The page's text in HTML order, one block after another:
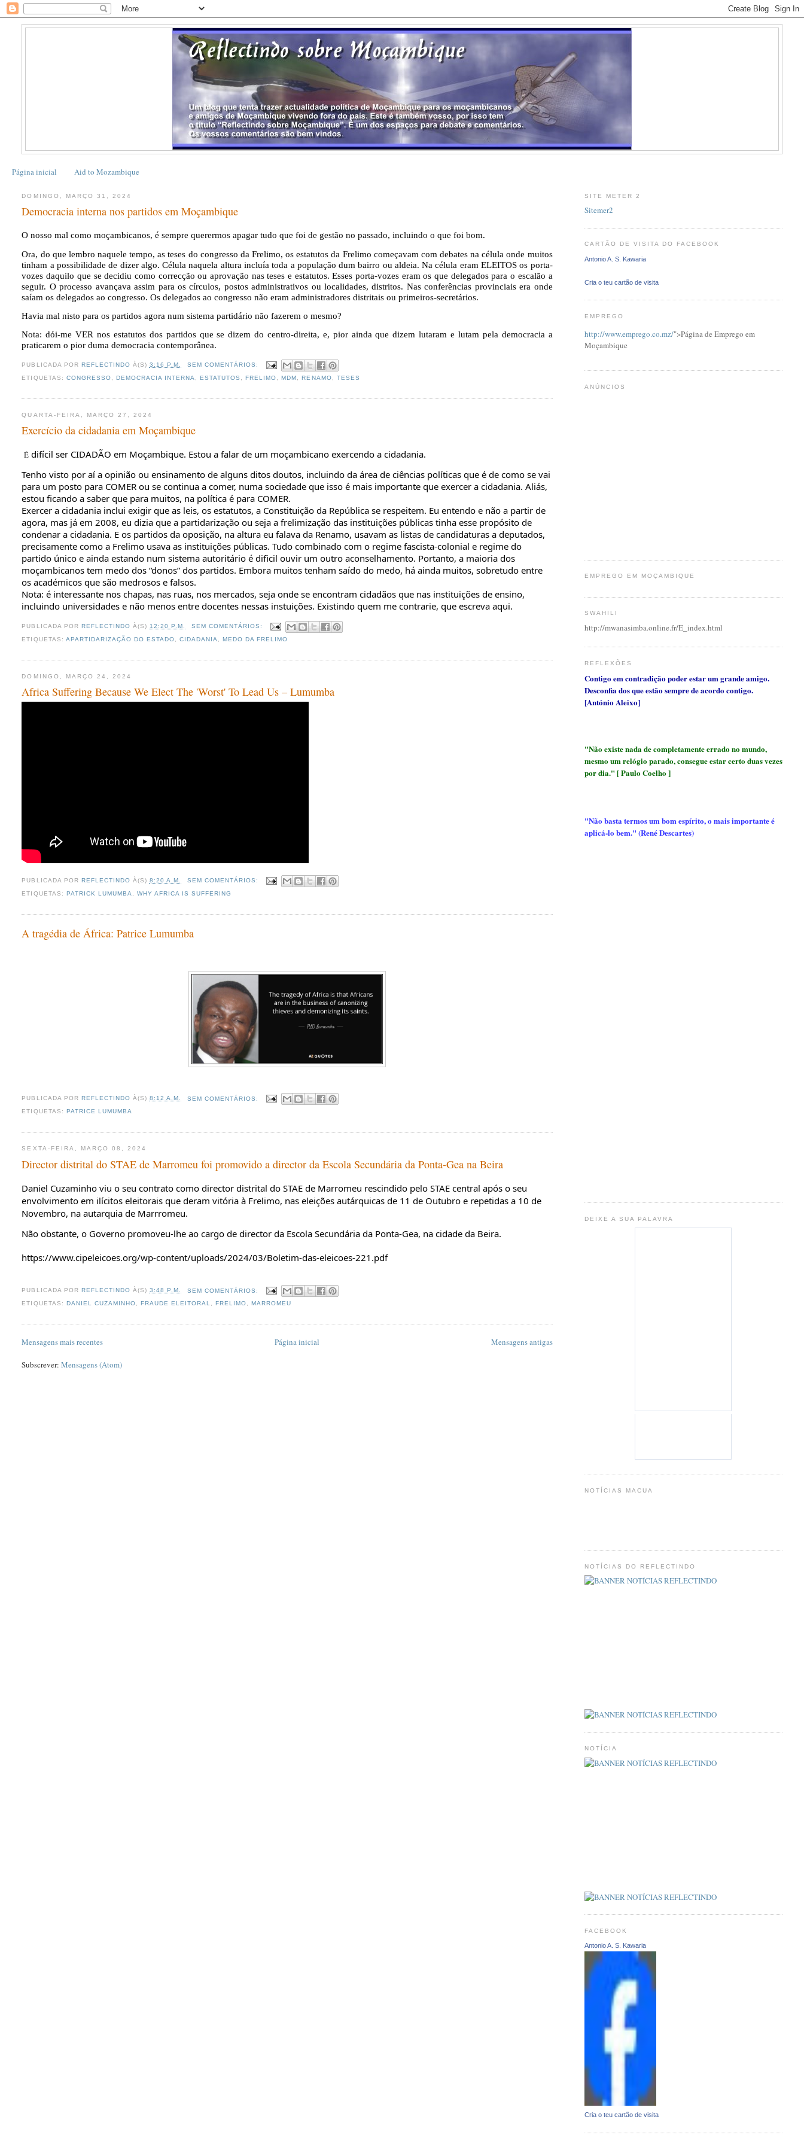
Página inicial Aid to Mozambique
DOMINGO, MARÇO 31, 2024
Democracia interna nos partidos em Moçambique
O nosso mal como moçambicanos, é sempre querermos apagar tudo que foi de gestão no passado, incluindo o que foi bom.
Ora, do que lembro naquele tempo, as teses do congresso da Frelimo, os estatutos da Frelimo começavam com debates na célula onde muitos
tinham a possibilidade de dizer algo. Célula naquela altura incluía toda a população dum bairro ou aldeia. Na célula eram ELEITOS os porta-
vozes daquilo que se decidiu como correcção ou aprovação nas teses e estatutos. Esses porta-vozes eram os que delegados para o escalão a
seguir. O processo avançava assim para os círculos, postos administrativos ou localidades, distritos. Nas conferências provinciais era onde
saíam os delegados ao congresso. Os delegados ao congresso não eram administradores distritais ou primeiros-secretários.
Havia mal nisto para os partidos agora num sistema partidário não fazerem o mesmo?
Nota: dói-me VER nos estatutos dos partidos que se dizem do centro-direita, e, pior ainda que dizem lutaram e lutam pela democracia a
praticarem o pior duma democracia contemporânea.
PUBLICADA POR REFLECTINDO À(S) 3:16 P.M.
SEM COMENTÁRIOS:
ETIQUETAS: CONGRESSO DEMOCRACIA INTERNA ,ESTATUTOS ,FRELIMO ,MDM ,RENAMO TESES
QUARTA-FEIRA, MARÇO 27, 2024
Exercício da cidadania em Moçambique
É difícil ser CIDADÃO em Moçambique. Estou a falar de um moçambicano exercendo a cidadania.
Tenho visto por aí a opinião ou ensinamento de alguns ditos doutos, incluindo da área de ciências políticas que é de como se vai
para um posto para COMER ou se continua a comer, numa sociedade que isso é mais importante que exercer a cidadania. Aliás,
estou ficando a saber que para muitos, na política é para COMER.
Exercer a cidadania inclui exigir que as leis, os estatutos, a Constituição da República se respeitem. Eu entendo e não a partir de
agora, mas já em 2008, eu dizia que a partidarização ou seja a frelimização das instituições públicas tinha esse propósito de
condenar a cidadania. E os partidos da oposição, na altura eu falava da Renamo, usavam as listas de candidaturas a deputados,
precisamente como a Frelimo usava as instituições públicas. Tudo combinado com o regime fascista-colonial e regime do
partido único e ainda estando num sistema autoritário é dificil ouvir um outro aconselhamento. Portanto, a maioria dos
moçambicanos tem medo dos “donos” dos partidos. Embora muitos tenham saído do medo, há ainda muitos, sobretudo entre
os académicos que são medrosos e falsos.
Nota: é interessante nos chapas, nas ruas, nos mercados, seja onde se encontram cidadãos que nas instituições de ensino,
incluindo universidades e não menos entre docentes nessas instuições. Existindo quem me contrarie, que escreva aqui.
PUBLICADA POR REFLECTINDO À(S) 12:20 P.M.
SEM COMENTÁRIOS:
ETIQUETAS: APARTIDARIZAÇÃO DO ESTADO ,CIDADANIA ,MEDO DA FRELIMO
DOMINGO, MARÇO 24, 2024
Africa Suffering Because We Elect The 'Worst' To Lead Us – Lumumba
PUBLICADA POR REFLECTINDO À(S) 8:20 A.M.
SEM COMENTÁRIOS:
ETIQUETAS: PATRICK LUMUMBA WHY AFRICA IS SUFFERING
A tragédia de África: Patrice Lumumba
PUBLICADA POR REFLECTINDO À(S) 8:12 A.M.
SEM COMENTÁRIOS:
ETIQUETAS:
PATRICE LUMUMBA
SEXTA-FEIRA, MARÇO 08, 2024
Director distrital do STAE de Marromeu foi promovido a director da Escola Secundária da Ponta-Gea na Beira
Daniel Cuzaminho viu o seu contrato como director distrital do STAE de Marromeu rescindido pelo STAE central após o seu
envolvimento em ilícitos eleitorais que deram vitória à Frelimo, nas eleições autárquicas de 11 de Outubro e repetidas a 10 de
Novembro, na autarquia de Marrromeu.
Não obstante, o Governo promoveu-lhe ao cargo de director da Escola Secundária da Ponta-Gea, na cidade da Beira.
https://www.cipeleicoes.org/wp-content/uploads/2024/03/Boletim-das-eleicoes-221.pdf
PUBLICADA POR REFLECTINDO À(S) 3:48 P.M.
SEM COMENTÁRIOS:
ETIQUETAS:
DANIEL CUZAMINHO, FRAUDE ELEITORAL, FRELIMO, MARROMEU
Mensagens mais recentes Mensagens antigas
Página inicial
Subscrever:Mensagens (Atom)
SITE METER 2
Sitemer2
CARTÃO DE VISITA DO FACEBOOK
Antonio A. S. Kawaria
Cria o teu cartão de visita
EMPREGO
http://www.emprego.co.mz/">Página de Emprego em
Moçambique
ANÚNCIOS
EMPREGO EM MOÇAMBIQUE
SWAHILI
http://mwanasimba.online.fr/E_index.html
REFLEXÕES
Contigo em contradição poder estar um grande amigo.
Desconfia dos que estão sempre de acordo contigo.
[António Aleixo]
"Não existe nada de completamente errado no mundo,
mesmo um relógio parado, consegue estar certo duas vezes
por dia." [ Paulo Coelho ]
"Não basta termos um bom espírito, o mais importante é
aplicá-lo bem." (René Descartes)
DEIXE A SUA PALAVRA
NOTÍCIAS MACUA
NOTÍCIAS DO REFLECTINDO
NOTÍCIA
FACEBOOK
Antonio A. S. Kawaria
Cria o teu cartão de visita